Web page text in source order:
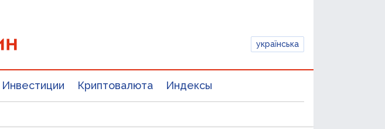
українська
Инвестиции Криптовалюта Индексы